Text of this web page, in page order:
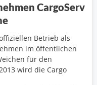
CargoServ
Betrieb als
im öffentlichen
für den
wird die Cargo